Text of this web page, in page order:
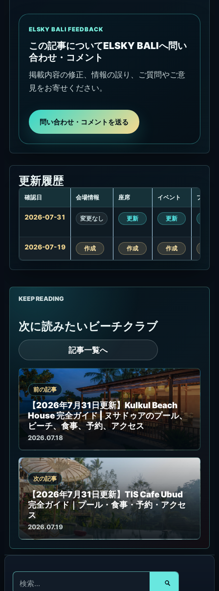
ELSKY BALI FEEDBACK
この記事についてELSKY BALIへ問い
合わせ・コメント
掲載内容の修正、情報の誤り、ご質問やご意
見をお寄せください。
問い合わせ・コメントを送る
更新履歴
新
確認日 会場情報 座席 イベント プロモ
2026-07-31 変更なし 更新 更新
2026-07-19 作成 作成 作成
KEEP READING
次に読みたいビーチクラブ
記事一覧へ
前の記事
【2026年7月31日更新】Kulkul Beach
House 完全ガイド | ヌサドゥアのプール、
ビーチ、食事、予約、アクセス
2026.07.18
次の記事
【2026年7月31日更新】TIS Cafe Ubud
完全ガイド｜プール・食事・予約・アクセ
ス
2026.07.19
検